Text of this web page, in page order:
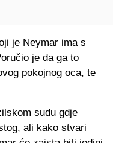
je Neymar ima s
je da ga to
pokojnog oca, te
sudu gdje
ali kako stvari